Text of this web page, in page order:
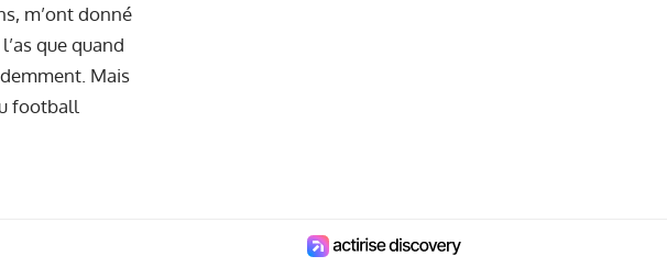
m’ont donné
que quand
Mais
football